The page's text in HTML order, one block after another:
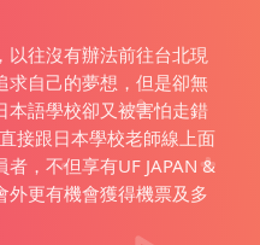
往沒有辦法前往台北現
求自己的夢想，但是卻無
本語學校卻又被害怕走錯
接跟日本學校老師線上面
，不但享有UF JAPAN &
外更有機會獲得機票及多